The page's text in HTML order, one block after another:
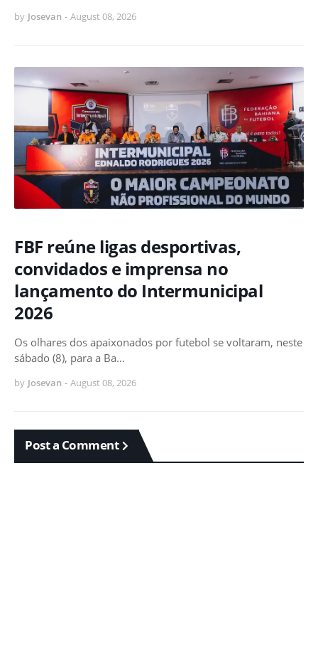
by Josevan - August 08, 2026
FBF reúne ligas desportivas,
convidados e imprensa no
lançamento do Intermunicipal
2026
Os olhares dos apaixonados por futebol se voltaram, neste
sábado (8), para a Ba…
by Josevan - August 08, 2026
Post a Comment